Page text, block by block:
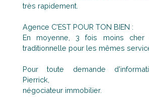
très rapidement.
Agence C'EST POUR TON BIEN :
En moyenne, 3 fois moins cher
traditionnelle pour les mêmes
Pour toute demande
Pierrick,
négociateur immobilier.